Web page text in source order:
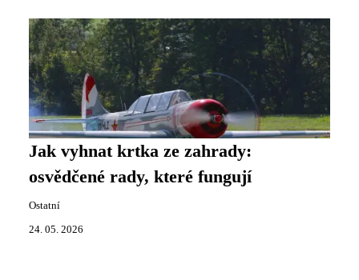
Jak vyhnat krtka ze zahrady:
osvědčené rady, které fungují
Ostatní
24. 05. 2026